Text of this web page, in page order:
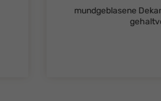
mundgeblasene